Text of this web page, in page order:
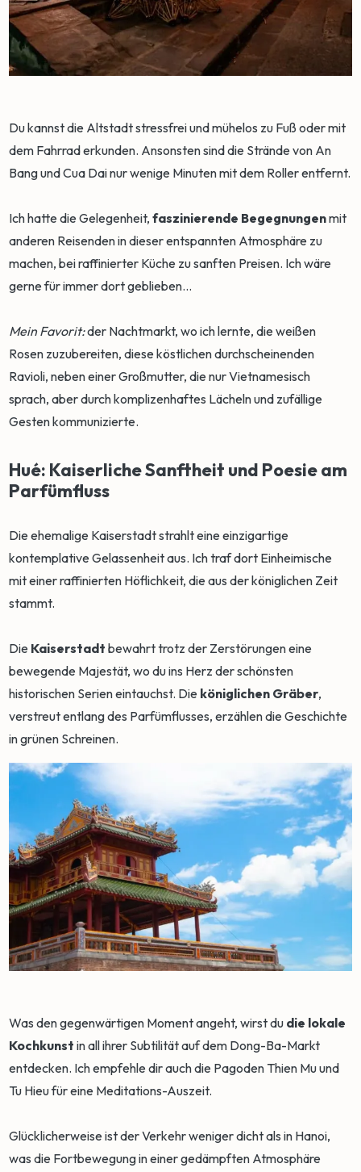
Du kannst die Altstadt stressfrei und mühelos zu Fuß oder mit
dem Fahrrad erkunden. Ansonsten sind die Strände von An
Bang und Cua Dai nur wenige Minuten mit dem Roller entfernt.
Ich hatte die Gelegenheit,faszinierende Begegnungenmit
anderen Reisenden in dieser entspannten Atmosphäre zu
machen, bei raffinierter Küche zu sanften Preisen. Ich wäre
gerne für immer dort geblieben...
Mein Favorit:der Nachtmarkt, wo ich lernte, die weißen
Rosen zuzubereiten, diese köstlichen durchscheinenden
Ravioli, neben einer Großmutter, die nur Vietnamesisch
sprach, aber durch komplizenhaftes Lächeln und zufällige
Gesten kommunizierte.
Hué: Kaiserliche Sanftheit und Poesie am
Parfümfluss
Die ehemalige Kaiserstadt strahlt eine einzigartige
kontemplative Gelassenheit aus. Ich traf dort Einheimische
mit einer raffinierten Höflichkeit, die aus der königlichen Zeit
stammt.
Die Kaiserstadt bewahrt trotz der Zerstörungen eine
bewegende Majestät, wo du ins Herz der schönsten
historischen Serien eintauchst. Die königlichen Gräber,
verstreut entlang des Parfümflusses, erzählen die Geschichte
in grünen Schreinen.
Was den gegenwärtigen Moment angeht, wirst du die lokale
Kochkunst in all ihrer Subtilität auf dem Dong-Ba-Markt
entdecken. Ich empfehle dir auch die Pagoden Thien Mu und
Tu Hieu für eine Meditations-Auszeit.
Glücklicherweise ist der Verkehr weniger dicht als in Hanoi,
was die Fortbewegung in einer gedämpften Atmosphäre